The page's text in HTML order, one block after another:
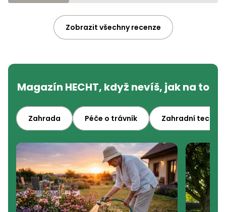
Zobrazit všechny recenze
Magazín HECHT, když nevíš, jak na to
Zahrada Péče o trávník Zahradní